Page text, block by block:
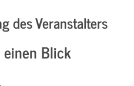
des Veranstalters
Blick